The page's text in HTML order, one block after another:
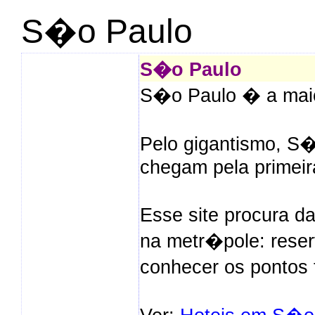
S�o Paulo
S�o Paulo
S�o Paulo � a
Pelo gigantismo,
chegam pela
Esse site procura
na metr�pole:
conhecer os